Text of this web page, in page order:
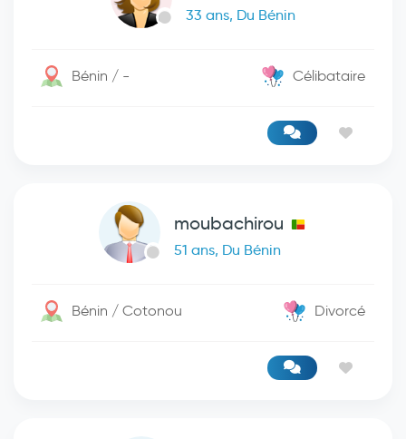
33 ans, Du Bénin
Bénin / - Célibataire
moubachirou
51 ans, Du Bénin
Bénin / Cotonou Divorcé